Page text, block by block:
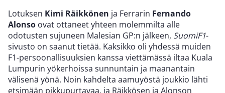
Lotuksen Kimi Räikkönen ja Ferrarin Fernando
Alonso ovat ottaneet yhteen molemmilta alle
odotusten sujuneen Malesian GP:n jälkeen, SuomiF1-
sivusto on saanut tietää. Kaksikko oli yhdessä muiden
F1-persoonallisuuksien kanssa viettämässä iltaa Kuala
Lumpurin yökerhoissa sunnuntain ja maanantain
välisenä yönä. Noin kahdelta aamuyöstä joukkio lähti
etsimään pikkupurtavaa, ja Räikkösen ja Alonson